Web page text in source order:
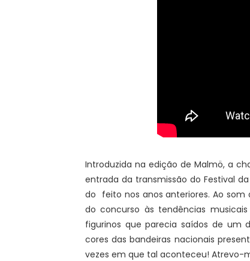
Introduzida na edição de Malmö, a
entrada da transmissão do Festival
do feito nos anos anteriores. Ao som
do concurso às tendências
figurinos que parecia saídos de um
cores das bandeiras nacionais
vezes em que tal aconteceu! Atrevo-